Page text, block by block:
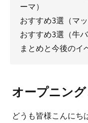
ーマ）
おすすめ3選（マ
おすすめ3選（牛
まとめと今後のイ
オープニン
どうも皆様こんにち